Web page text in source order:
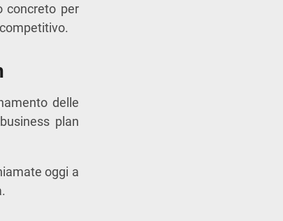
concreto per
delle
plan
oggi a